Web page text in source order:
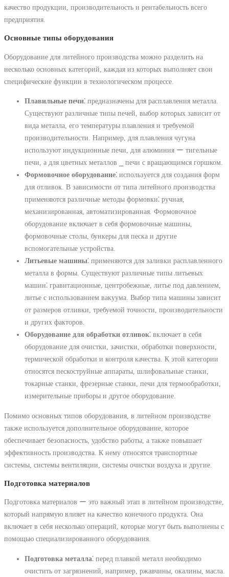
качество продукции, производительность и рентабельность всего
предприятия.
Основные типы оборудования
Оборудование для литейного производства можно разделить на
несколько основных категорий, каждая из которых выполняет свои
специфические функции в технологическом процессе.
Плавильные печи⁚ предназначены для расплавления металла.
Существуют различные типы печей, выбор которых зависит от
вида металла, его температуры плавления и требуемой
производительности. Например, для плавления чугуна
используют индукционные печи, для алюминия ー тигельные
печи, а для цветных металлов ⎯ печи с вращающимся горшком.
Формовочное оборудование⁚ используется для создания форм
для отливок. В зависимости от типа литейного производства
применяются различные методы формовки⁚ ручная,
механизированная, автоматизированная. Формовочное
оборудование включает в себя формовочные машины,
формовочные столы, бункеры для песка и другие
вспомогательные устройства.
Литьевые машины⁚ применяются для заливки расплавленного
металла в формы. Существуют различные типы литьевых
машин⁚ гравитационные, центробежные, литье под давлением,
литье с использованием вакуума. Выбор типа машины зависит
от размеров отливки, требуемой точности, производительности
и других факторов.
Оборудование для обработки отливок⁚ включает в себя
оборудование для очистки, зачистки, обработки поверхности,
термической обработки и контроля качества. К этой категории
относятся пескоструйные аппараты, шлифовальные станки,
токарные станки, фрезерные станки, печи для термообработки,
измерительные приборы и другое оборудование.
Помимо основных типов оборудования, в литейном производстве
также используется дополнительное оборудование, которое
обеспечивает безопасность, удобство работы, а также повышает
эффективность производства. К нему относятся транспортные
системы, системы вентиляции, системы очистки воздуха и другие.
Подготовка материалов
Подготовка материалов ー это важный этап в литейном производстве,
который напрямую влияет на качество конечного продукта. Она
включает в себя несколько операций, которые могут быть выполнены с
помощью специализированного оборудования.
Подготовка металла⁚ перед плавкой металл необходимо
очистить от загрязнений, например, ржавчины, окалины, масла.